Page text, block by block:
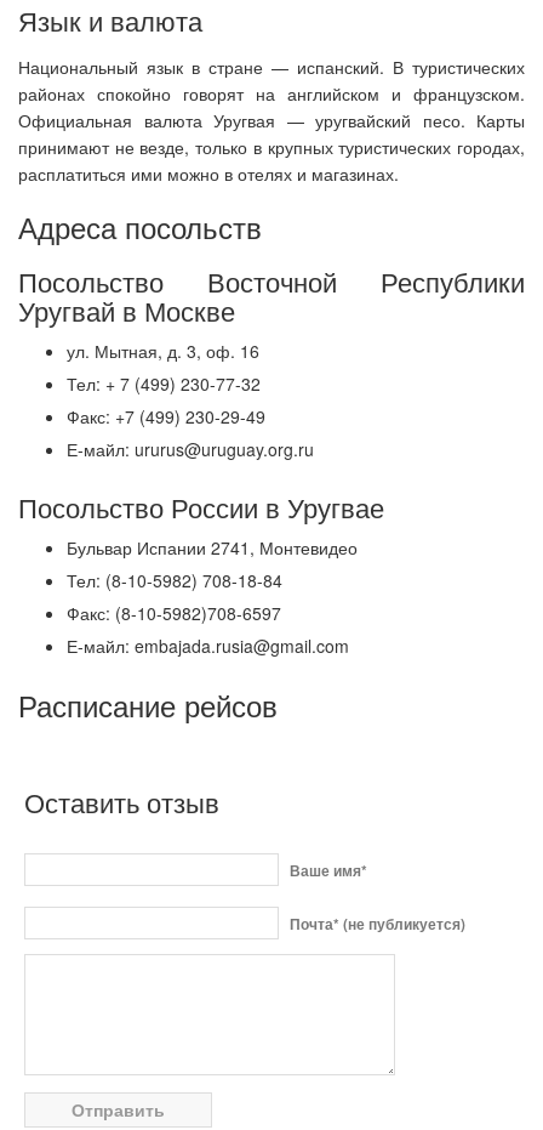
Язык и валюта
Национальный язык в стране — испанский. В туристических
районах спокойно говорят на английском и французском.
Официальная валюта Уругвая — уругвайский песо. Карты
принимают не везде, только в крупных туристических городах,
расплатиться ими можно в отелях и магазинах.
Адреса посольств
Посольство Восточной Республики
Уругвай в Москве
ул. Мытная, д. 3, оф. 16
Тел: + 7 (499) 230-77-32
Факс: +7 (499) 230-29-49
Е-майл: ururus@uruguay.org.ru
Посольство России в Уругвае
Бульвар Испании 2741, Монтевидео
Тел: (8-10-5982) 708-18-84
Факс: (8-10-5982)708-6597
Е-майл: embajada.rusia@gmail.com
Расписание рейсов
Оставить отзыв
Ваше имя*
Почта* (не публикуется)